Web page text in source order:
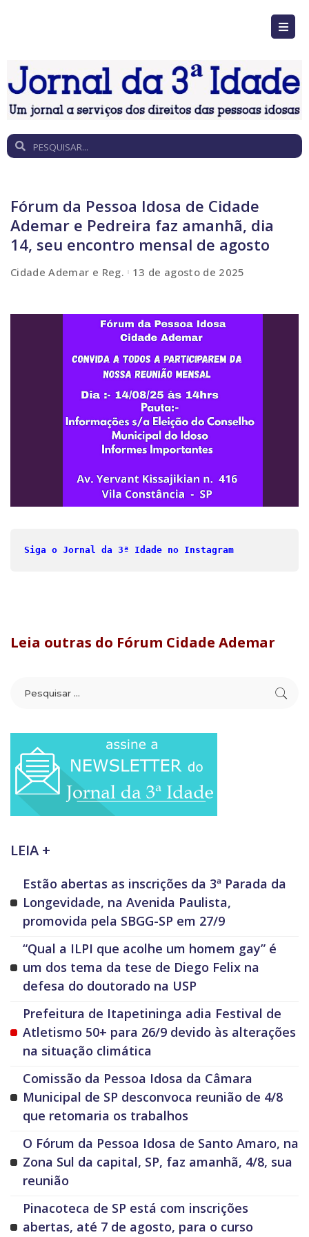
Fórum da Pessoa Idosa de Cidade
Ademar e Pedreira faz amanhã, dia
14, seu encontro mensal de agosto
Cidade Ademar e Reg. 13 de agosto de 2025
Siga o Jornal da 3ª Idade no Instagram
Leia outras do Fórum Cidade Ademar
LEIA +
Estão abertas as inscrições da 3ª Parada da
Longevidade, na Avenida Paulista,
promovida pela SBGG-SP em 27/9
“Qual a ILPI que acolhe um homem gay” é
um dos tema da tese de Diego Felix na
defesa do doutorado na USP
Prefeitura de Itapetininga adia Festival de
Atletismo 50+ para 26/9 devido às alterações
na situação climática
Comissão da Pessoa Idosa da Câmara
Municipal de SP desconvoca reunião de 4/8
que retomaria os trabalhos
O Fórum da Pessoa Idosa de Santo Amaro, na
Zona Sul da capital, SP, faz amanhã, 4/8, sua
reunião
Pinacoteca de SP está com inscrições
abertas, até 7 de agosto, para o curso